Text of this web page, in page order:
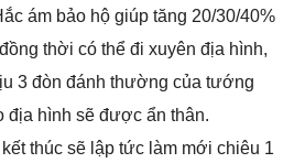
ám bảo hộ giúp tăng 20/30/40%
thời có thể đi xuyên địa hình,
3 đòn đánh thường của tướng
địa hình sẽ được ẩn thân.
thúc sẽ lập tức làm mới chiêu 1